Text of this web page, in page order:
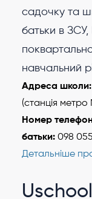
садочку та
батьки в
навчальний
Адреса школи:
(станція метро
Номер
батьки: 098 055
Детальніше
Uschool